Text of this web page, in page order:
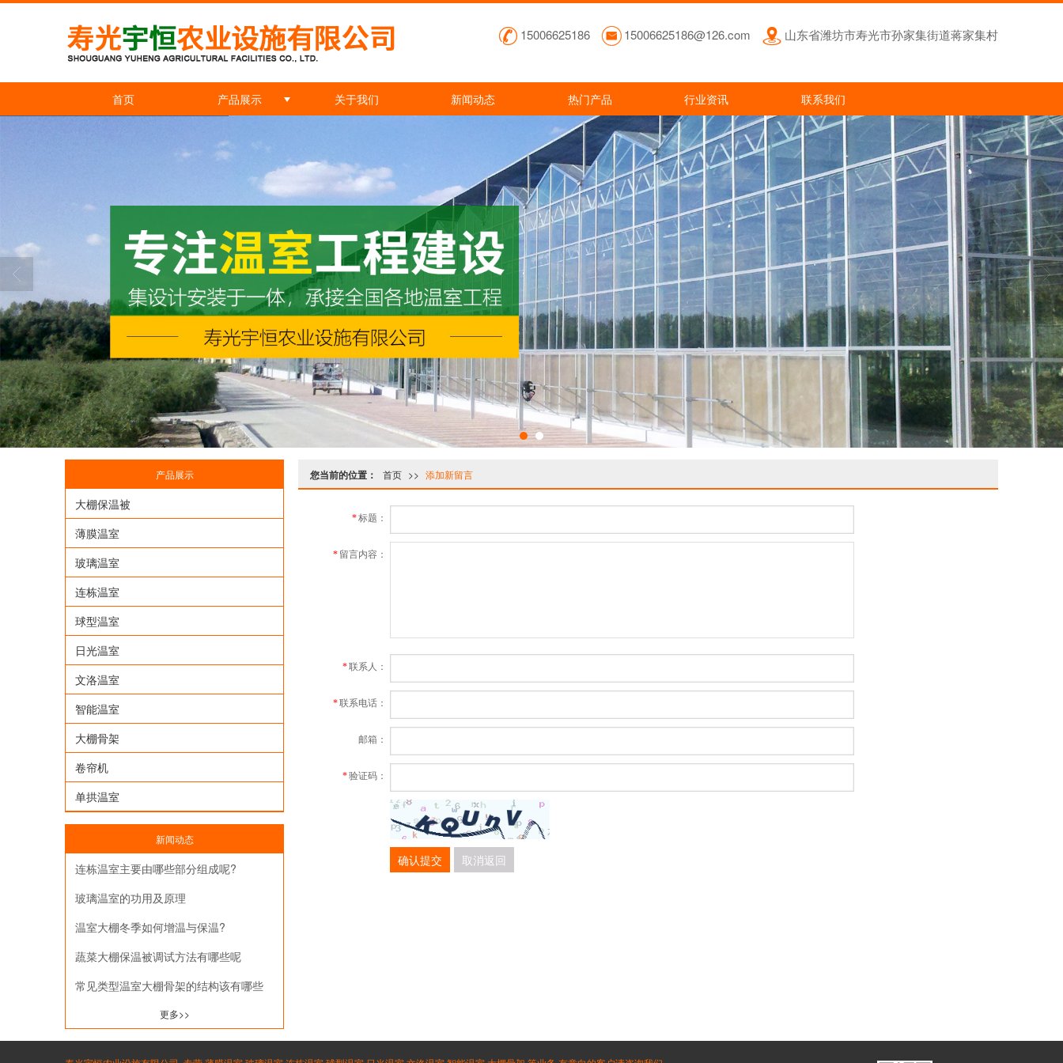
15006625186 15006625186@126.com 山东省潍坊市寿光市孙家集街道蒋家集村
首页 产品展示 关于我们 新闻动态 热门产品 行业资讯 联系我们
您当前的位置： 首页 >> 添加新留言
*标题：
* 留言内容：
*联系人：
*联系电话：
邮箱：
*验证码：
确认提交 取消返回
产品展示
大棚保温被
薄膜温室
玻璃温室
连栋温室
球型温室
日光温室
文洛温室
智能温室
大棚骨架
卷帘机
单拱温室
新闻动态
连栋温室主要由哪些部分组成呢?
玻璃温室的功用及原理
温室大棚冬季如何增温与保温?
蔬菜大棚保温被调试方法有哪些呢
常见类型温室大棚骨架的结构该有哪些
更多>>